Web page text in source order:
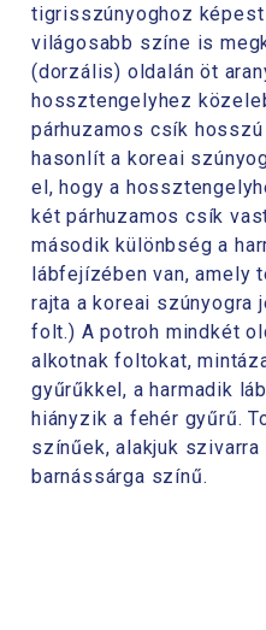
tigrisszúnyoghoz
világosabb színe is
(dorzális) oldalán öt
hossztengelyhez
párhuzamos csík
hasonlít a koreai
el, hogy a
két párhuzamos csík
második különbség a
lábfejízében van, amely
rajta a koreai szúnyogra
folt.) A potroh mindkét
alkotnak foltokat,
gyűrűkkel, a harmadik
hiányzik a fehér gyűrű.
színűek, alakjuk szivarra
barnássárga színű.